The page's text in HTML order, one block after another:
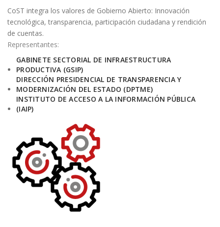
CoST integra los valores de Gobierno Abierto: Innovación
tecnológica, transparencia, participación ciudadana y rendición
de cuentas.
Representantes:
GABINETE SECTORIAL DE INFRAESTRUCTURA
PRODUCTIVA (GSIP)
DIRECCIÓN PRESIDENCIAL DE TRANSPARENCIA Y
MODERNIZACIÓN DEL ESTADO (DPTME)
INSTITUTO DE ACCESO A LA INFORMACIÓN PÚBLICA
(IAIP)